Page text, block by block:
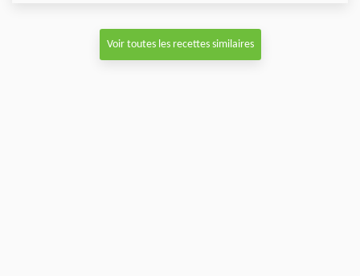
Voir toutes les recettes similaires